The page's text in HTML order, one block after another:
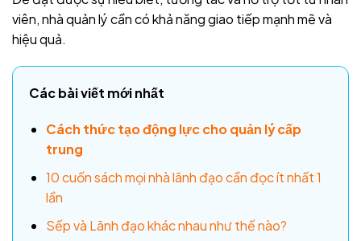
viên, nhà quản lý cần có khả năng giao tiếp mạnh mẽ và
hiệu quả.
Các bài viết mới nhất
Cách thức tạo động lực cho quản lý cấp
trung
10 cuốn sách mọi nhà lãnh đạo cần đọc ít nhất 1
lần
Sếp và Lãnh đạo khác nhau như thế nào?